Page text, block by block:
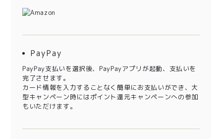
PayPay
PayPay支払いを選択後、PayPayアプリが起動、支払いを
完了させます。
カード情報を入力することなく簡単にお支払いができ、大
型キャンペーン時にはポイント還元キャンペーンへの参加
もいただけます。